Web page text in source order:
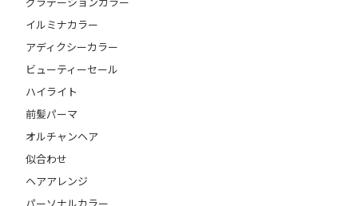
イルミナカラー
アディクシーカラー
ビューティーセール
ハイライト
前髪パーマ
オルチャンヘア
似合わせ
ヘアアレンジ